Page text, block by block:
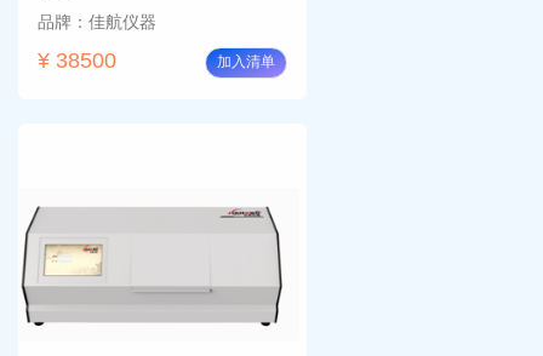
品牌：佳航仪器
¥ 38500 加入清单